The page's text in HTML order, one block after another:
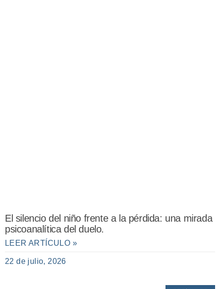
El silencio del niño frente a la pérdida: una mirada
psicoanalítica del duelo.
LEER ARTÍCULO »
22 de julio, 2026